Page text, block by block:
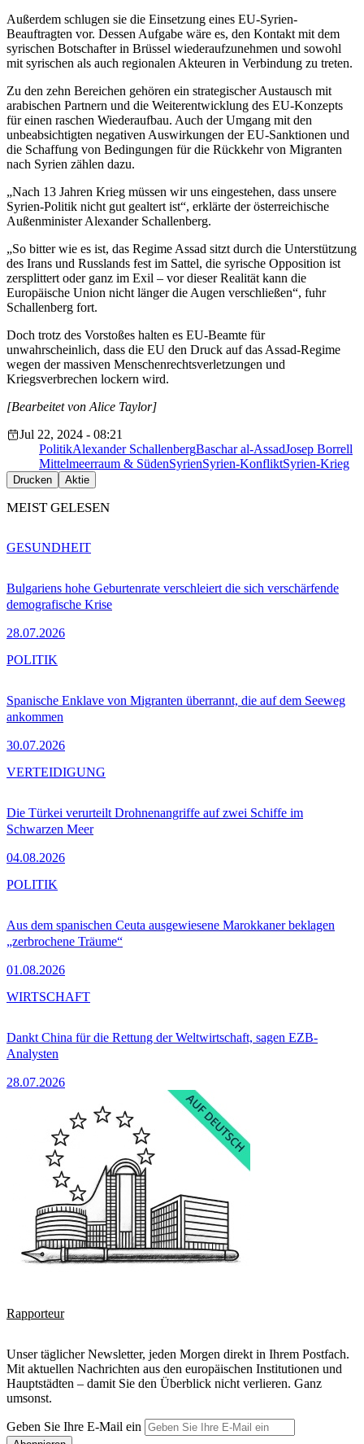
Außerdem schlugen sie die Einsetzung eines EU-Syrien-
Beauftragten vor. Dessen Aufgabe wäre es, den Kontakt mit dem
syrischen Botschafter in Brüssel wiederaufzunehmen und sowohl
mit syrischen als auch regionalen Akteuren in Verbindung zu treten.
Zu den zehn Bereichen gehören ein strategischer Austausch mit
arabischen Partnern und die Weiterentwicklung des EU-Konzepts
für einen raschen Wiederaufbau. Auch der Umgang mit den
unbeabsichtigten negativen Auswirkungen der EU-Sanktionen und
die Schaffung von Bedingungen für die Rückkehr von Migranten
nach Syrien zählen dazu.
„Nach 13 Jahren Krieg müssen wir uns eingestehen, dass unsere
Syrien-Politik nicht gut gealtert ist“, erklärte der österreichische
Außenminister Alexander Schallenberg.
„So bitter wie es ist, das Regime Assad sitzt durch die Unterstützung
des Irans und Russlands fest im Sattel, die syrische Opposition ist
zersplittert oder ganz im Exil – vor dieser Realität kann die
Europäische Union nicht länger die Augen verschließen“, fuhr
Schallenberg fort.
Doch trotz des Vorstoßes halten es EU-Beamte für
unwahrscheinlich, dass die EU den Druck auf das Assad-Regime
wegen der massiven Menschenrechtsverletzungen und
Kriegsverbrechen lockern wird.
[Bearbeitet von Alice Taylor]
Jul 22, 2024 - 08:21
PolitikAlexander SchallenbergBaschar al-AssadJosep Borrell
Mittelmeerraum & SüdenSyrienSyrien-KonfliktSyrien-Krieg
Drucken Aktie
MEIST GELESEN
Bulgariens hohe Geburtenrate verschleiert die sich verschärfende
demografische Krise
28.07.2026
GESUNDHEIT
Spanische Enklave von Migranten überrannt, die auf dem Seeweg
ankommen
30.07.2026
POLITIK
Die Türkei verurteilt Drohnenangriffe auf zwei Schiffe im
Schwarzen Meer
04.08.2026
VERTEIDIGUNG
Aus dem spanischen Ceuta ausgewiesene Marokkaner beklagen
„zerbrochene Träume“
01.08.2026
POLITIK
Dankt China für die Rettung der Weltwirtschaft, sagen EZB-
Analysten
28.07.2026
WIRTSCHAFT
Rapporteur
Unser täglicher Newsletter, jeden Morgen direkt in Ihrem Postfach.
Mit aktuellen Nachrichten aus den europäischen Institutionen und
Hauptstädten – damit Sie den Überblick nicht verlieren. Ganz
umsonst.
Geben Sie Ihre E-Mail ein